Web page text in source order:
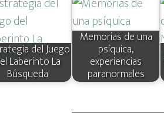
del Juego
Laberinto La
Búsqueda
Memorias de una
psíquica,
experiencias
paranormales